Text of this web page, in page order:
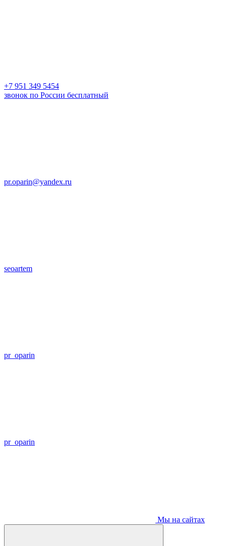
+7 951 349 5454
звонок по России бесплатный
pr.oparin@yandex.ru
seoartem
pr_oparin
pr_oparin
Мы на сайтах